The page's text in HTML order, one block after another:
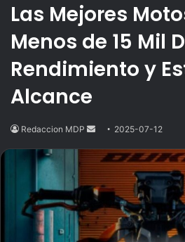
Las Mejores
Menos de 15 Mil
Rendimiento y
Alcance
Redaccion MDP
Send
email
2025-07-12